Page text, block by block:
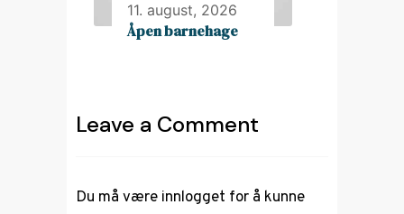
11. august, 2026
Åpen barnehage
Leave a Comment
Du må være innlogget for å kunne